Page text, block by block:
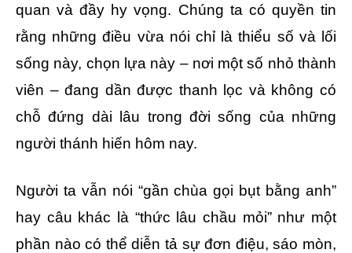
quan và đầy hy vọng. Chúng ta có quyền tin
rằng những điều vừa nói chỉ là thiểu số và lối
sống này, chọn lựa này – nơi một số nhỏ thành
viên – đang dần được thanh lọc và không có
chỗ đứng dài lâu trong đời sống của những
người thánh hiến hôm nay.
Người ta vẫn nói “gần chùa gọi bụt bằng anh”
hay câu khác là “thức lâu chầu mỏi” như một
phần nào có thể diễn tả sự đơn điệu, sáo mòn,